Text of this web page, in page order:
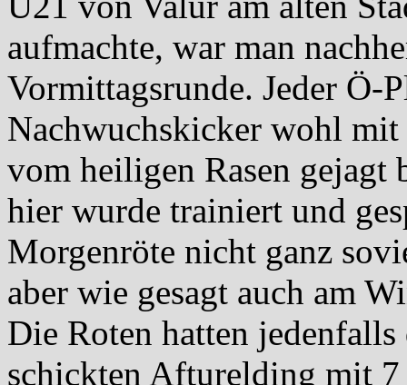
aufmachte, war man
Vormittagsrunde. Jeder Ö-
Nachwuchskicker wohl
vom heiligen Rasen gejagt
hier wurde trainiert und
Morgenröte nicht ganz
aber wie gesagt auch am
Die Roten hatten
schickten Afturelding mit